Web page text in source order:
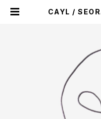
CAYL /